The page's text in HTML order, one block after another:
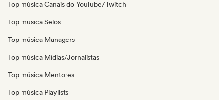
Top música Canais do YouTube/Twitch
Top música Selos
Top música Managers
Top música Mídias/Jornalistas
Top música Mentores
Top música Playlists